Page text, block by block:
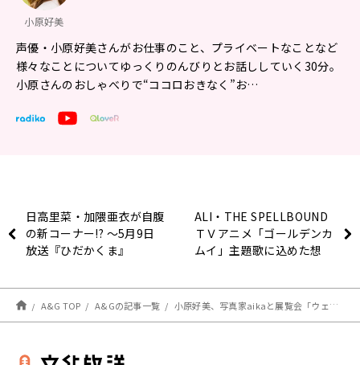
小原好美
声優・小原好美さんがお仕事のこと、プライベートなことなど
様々なことについてゆっくりのんびりとお話ししていく30分。
小原さんのおしゃべりで“ココロおきなく”お…
日高里菜・加隈亜衣が自腹
の新コーナー!? ～5月9日
放送『ひだかくま』
ALI・THE SPELLBOUND
ＴＶアニメ「ゴールデンカ
ムイ」主題歌に込めた想
A&G TOP A&Gの記事一覧 小原好美、写真家aikaと展覧会「ウェス・アンダーソン過ぎる風景展」を訪れたエピソードを語る ～5月7日放送『小原好美のココロおきなく』